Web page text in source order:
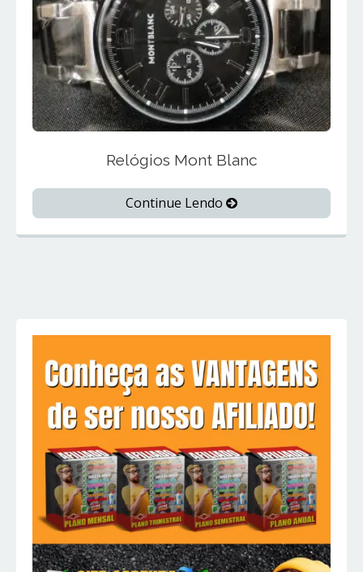
Relógios Mont Blanc
Continue Lendo